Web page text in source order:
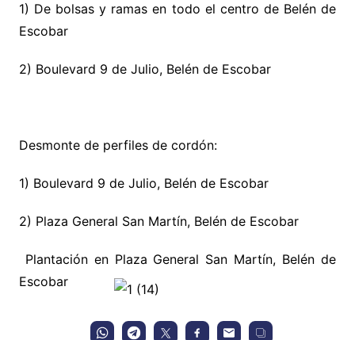
1) De bolsas y ramas en todo el centro de Belén de
Escobar
2) Boulevard 9 de Julio, Belén de Escobar
Desmonte de perfiles de cordón:
1) Boulevard 9 de Julio, Belén de Escobar
2) Plaza General San Martín, Belén de Escobar
Plantación en Plaza General San Martín, Belén de
Escobar